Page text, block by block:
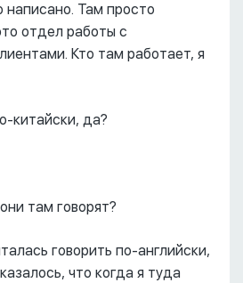
написано. Там просто
отдел работы с
Кто там работает, я
китайски, да?
там говорят?
говорить по-английски,
что когда я туда